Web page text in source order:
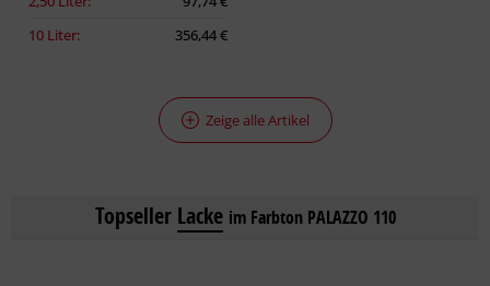
10 Liter:
356,44 €
Zeige alle Artikel
Topseller Lacke im Farbton PALAZZO 110